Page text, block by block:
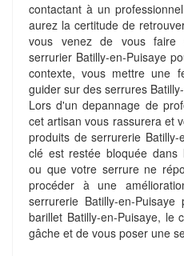
contactant à un
aurez la certitude de
vous venez de vous faire
serrurier Batilly-en-Puisaye
contexte, vous mettre une
guider sur des serrures
Lors d'un depannage de
cet artisan vous rassurera et
produits de serrurerie
clé est restée bloquée dans
ou que votre serrure ne
procéder à une
serrurerie Batilly-en-
barillet Batilly-en-Puisaye, le
gâche et de vous poser une